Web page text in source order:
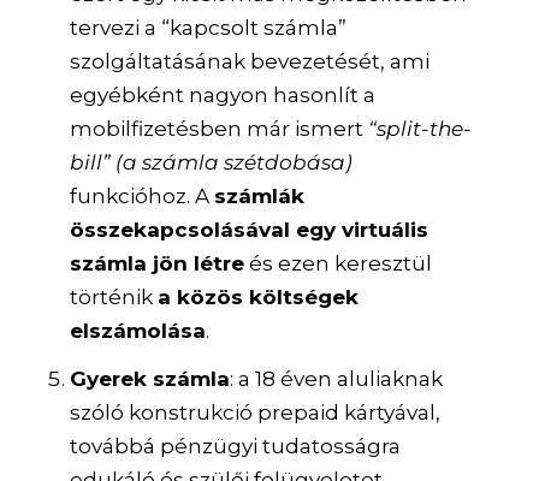
tervezi a “kapcsolt számla”
szolgáltatásának bevezetését, ami
egyébként nagyon hasonlít a
mobilfizetésben már ismert “split-the-
bill” (a számla szétdobása)
funkcióhoz. A számlák
összekapcsolásával egy virtuális
számla jön létreés ezen keresztül
történik a közös költségek
elszámolása.
Gyerek számla: a 18 éven aluliaknak
szóló konstrukció prepaid kártyával,
továbbá pénzügyi tudatosságra